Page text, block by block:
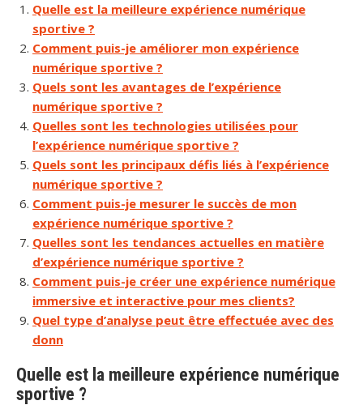
Quelle est la meilleure expérience numérique
sportive ?
Comment puis-je améliorer mon expérience
numérique sportive ?
Quels sont les avantages de l’expérience
numérique sportive ?
Quelles sont les technologies utilisées pour
l’expérience numérique sportive ?
Quels sont les principaux défis liés à l’expérience
numérique sportive ?
Comment puis-je mesurer le succès de mon
expérience numérique sportive ?
Quelles sont les tendances actuelles en matière
d’expérience numérique sportive ?
Comment puis-je créer une expérience numérique
immersive et interactive pour mes clients?
Quel type d’analyse peut être effectuée avec des
donn
Quelle est la meilleure expérience numérique
sportive ?